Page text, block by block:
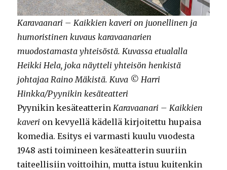
Karavaanari – Kaikkien kaveri on juonellinen ja
humoristinen kuvaus karavaanarien
muodostamasta yhteisöstä. Kuvassa etualalla
Heikki Hela, joka näytteli yhteisön henkistä
johtajaa Raino Mäkistä. Kuva © Harri
Hinkka/Pyynikin kesäteatteri
Pyynikin kesäteatterin Karavaanari – Kaikkien
kaveri on kevyellä kädellä kirjoitettu hupaisa
komedia. Esitys ei varmasti kuulu vuodesta
1948 asti toimineen kesäteatterin suuriin
taiteellisiin voittoihin, mutta istuu kuitenkin